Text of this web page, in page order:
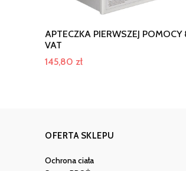
APTECZKA PIERWSZEJ POMOCY
VAT
145,80 zł
OFERTA SKLEPU
Ochrona ciała